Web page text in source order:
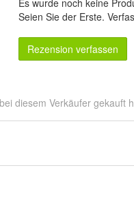
Es wurde noch keine
Seien Sie der Erste.
Rezension verfassen
diesem Verkäufer gekauft